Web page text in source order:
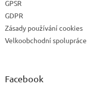
GPSR
GDPR
Zásady používání cookies
Velkoobchodní spolupráce
Facebook